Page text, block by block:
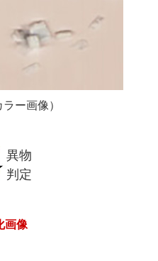
ラー画像）
異物
判定
画像